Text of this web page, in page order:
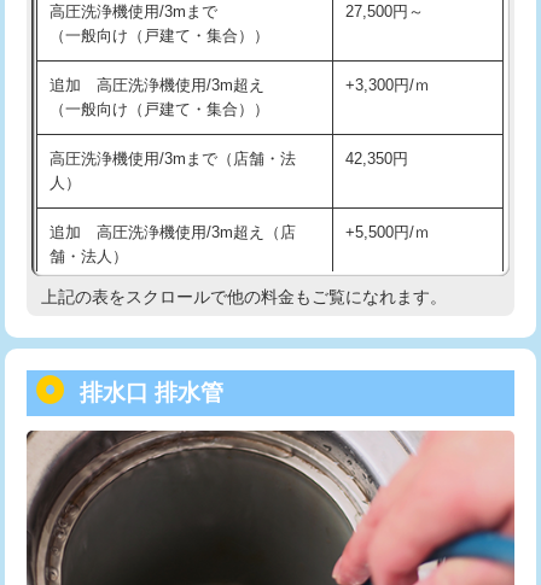
追加人工 16,500円
廃棄・処分
※給水管工事は20mmまでの価格です。
給水管工事※（バンド止め)
給水管工事※（支持金具設置) 5,500円
給水管工事※（保温材使用（バンド止
め込み）)
5,500円
給水管工事※（土の掘削・埋め戻し作
業)
11,000円
給水管工事※（塩ビ管（VP・HI）使
用/3ｍまで)
用（追加）/3ｍ超え)
給水管工事※（ライニング鋼管・銅
管・ポリ管・HT管使用/3ｍまで)
44,000円
給水管工事※（ライニング鋼管・銅
管・ポリ管・HT管使用/3ｍ超え)
+8,800円
排水管工事（土の掘削・埋め戻し作
11,000円~
高圧洗浄機使用/3mまで
（一般向け（戸建て・集合））
27,500円～
追加 高圧洗浄機使用/3m超え
（一般向け（戸建て・集合））
+3,300円/ｍ
高圧洗浄機使用/3mまで（店舗・法
人）
42,350円
追加 高圧洗浄機使用/3m超え（店
舗・法人）
+5,500円/ｍ
高度高圧洗浄換 現地調査
トーラー機使用/3mまで
追加トーラー機使用/3m超え +3,300円
カメラ調査 33,000円
桝清掃 8,800円
上記の表をスクロールで他の料金もご覧になれます。
排水口 排水管